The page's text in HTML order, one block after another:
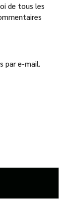
de tous les
par e-mail.